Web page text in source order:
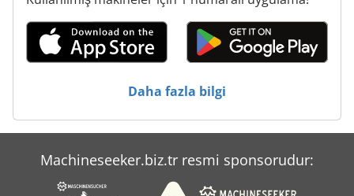
Tur 560
Daha fazla bilgi
Machineseeker.biz.tr resmi sponsorudur: